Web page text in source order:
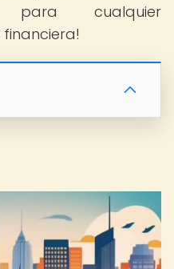
para cualquier